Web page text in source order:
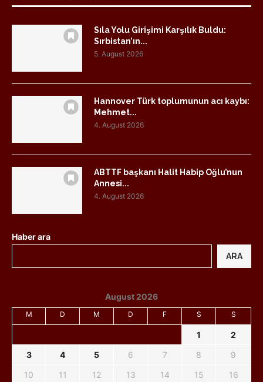
Sıla Yolu Girişimi Karşılık Buldu:
Sırbistan’ın...
5. August 2026
Hannover Türk toplumunun acı kaybı:
Mehmet...
4. August 2026
ABTTF başkanı Halit Habip Oğlu’nun
Annesi...
4. August 2026
Haber ara
ARA
August 2026
M D M D F S S
1
2
3
4 5 6 7 8
9
10
11 12 13 14 15 16